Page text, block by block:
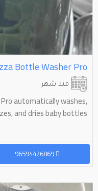
Bottle Washer Pro
منذ شهر
automatically washes,
and dries baby bottles...